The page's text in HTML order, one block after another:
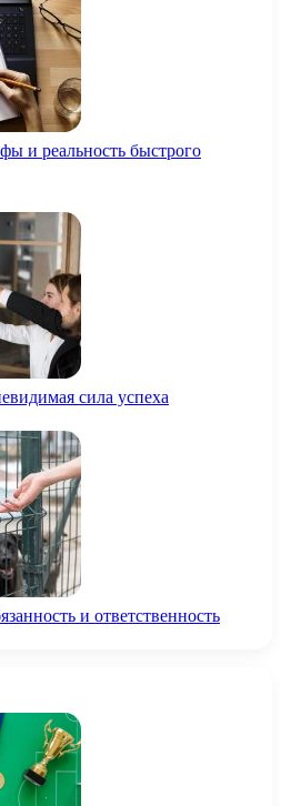
и реальность быстрого
сила успеха
и ответственность